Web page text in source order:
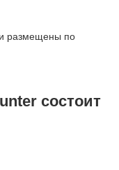
размещены по
состоит